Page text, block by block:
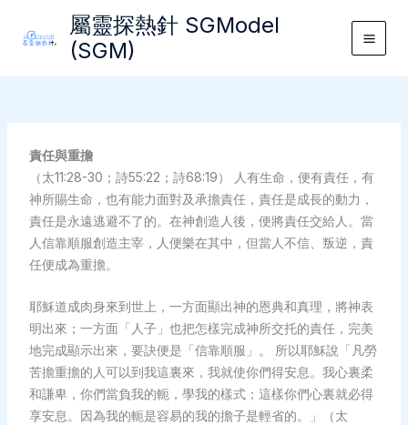
屬靈探熱針 SGModel
(SGM)
Main
責任與重擔
（太11:28-30；詩55:22；詩68:19） 人有生命，便有責任，有
神所賜生命，也有能力面對及承擔責任，責任是成長的動力，
責任是永遠逃避不了的。在神創造人後，便將責任交給人。當
人信靠順服創造主宰，人便樂在其中，但當人不信、叛逆，責
任便成為重擔。
耶穌道成肉身來到世上，一方面顯出神的恩典和真理，將神表
明出來；一方面「人子」也把怎樣完成神所交托的責任，完美
地完成顯示出來，要訣便是「信靠順服」。 所以耶穌說「凡勞
苦擔重擔的人可以到我這裏來，我就使你們得安息。我心裏柔
和謙卑，你們當負我的軛，學我的樣式；這樣你們心裏就必得
享安息。因為我的軛是容易的我的擔子是輕省的。」（太